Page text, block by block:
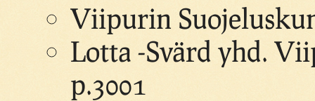
Viipurin
Lotta -Svärd yhd.
p.3001